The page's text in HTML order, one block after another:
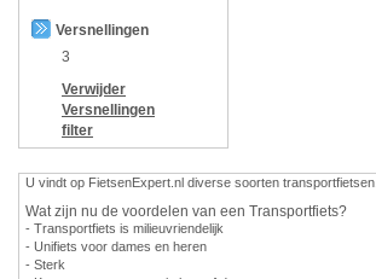
Versnellingen
3
Verwijder
Versnellingen
filter
U vindt op FietsenExpert.nl diverse soorten transportfietsen.
Wat zijn nu de voordelen van een Transportfiets?
- Transportfiets is milieuvriendelijk
- Unifiets voor dames en heren
- Sterk